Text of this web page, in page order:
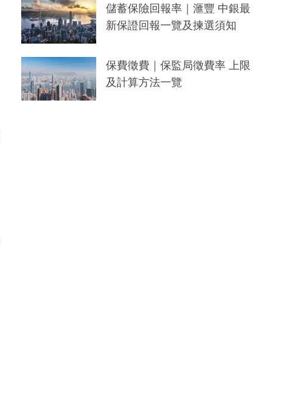
儲蓄保險回報率｜滙豐 中銀最
新保證回報一覽及揀選須知
保費徵費｜保監局徵費率 上限
及計算方法一覽